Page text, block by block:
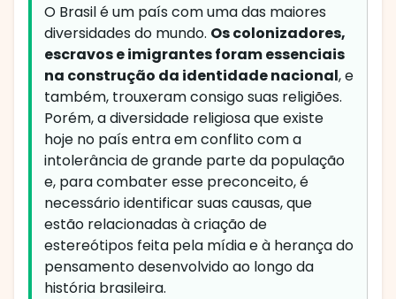
O Brasil é um país com uma das maiores
diversidades do mundo. Os colonizadores,
escravos e imigrantes foram essenciais
na construção da identidade nacional, e
também, trouxeram consigo suas religiões.
Porém, a diversidade religiosa que existe
hoje no país entra em conflito com a
intolerância de grande parte da população
e, para combater esse preconceito, é
necessário identificar suas causas, que
estão relacionadas à criação de
estereótipos feita pela mídia e à herança do
pensamento desenvolvido ao longo da
história brasileira.